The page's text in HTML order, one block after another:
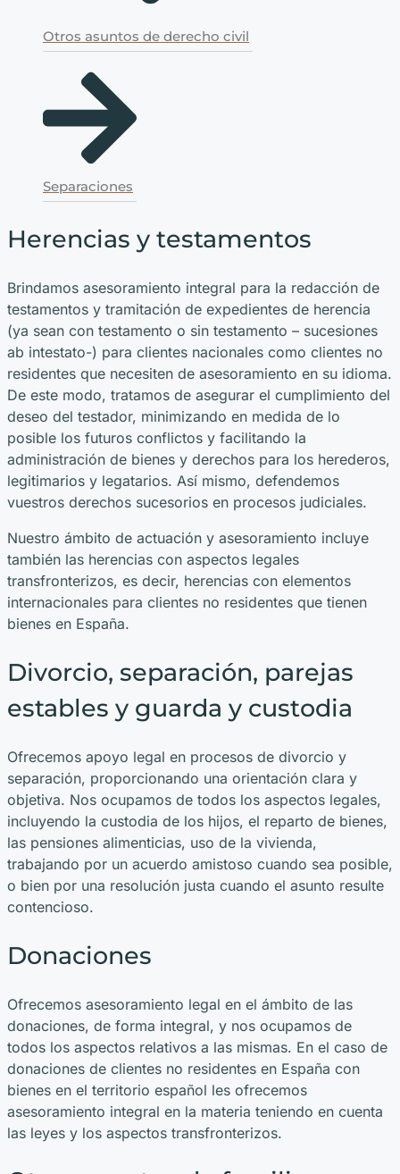
Otros asuntos de derecho civil
Separaciones
Herencias y testamentos
Brindamos asesoramiento integral para la redacción de
testamentos y tramitación de expedientes de herencia
(ya sean con testamento o sin testamento – sucesiones
ab intestato-) para clientes nacionales como clientes no
residentes que necesiten de asesoramiento en su idioma.
De este modo, tratamos de asegurar el cumplimiento del
deseo del testador, minimizando en medida de lo
posible los futuros conflictos y facilitando la
administración de bienes y derechos para los herederos,
legitimarios y legatarios. Así mismo, defendemos
vuestros derechos sucesorios en procesos judiciales.
Nuestro ámbito de actuación y asesoramiento incluye
también las herencias con aspectos legales
transfronterizos, es decir, herencias con elementos
internacionales para clientes no residentes que tienen
bienes en España.
Divorcio, separación, parejas
estables y guarda y custodia
Ofrecemos apoyo legal en procesos de divorcio y
separación, proporcionando una orientación clara y
objetiva. Nos ocupamos de todos los aspectos legales,
incluyendo la custodia de los hijos, el reparto de bienes,
las pensiones alimenticias, uso de la vivienda,
trabajando por un acuerdo amistoso cuando sea posible,
o bien por una resolución justa cuando el asunto resulte
contencioso.
Donaciones
Ofrecemos asesoramiento legal en el ámbito de las
donaciones, de forma integral, y nos ocupamos de
todos los aspectos relativos a las mismas. En el caso de
donaciones de clientes no residentes en España con
bienes en el territorio español les ofrecemos
asesoramiento integral en la materia teniendo en cuenta
las leyes y los aspectos transfronterizos.